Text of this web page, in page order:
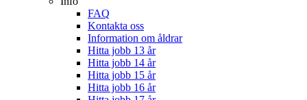
FAQ
Kontakta oss
Information om åldrar
Hitta jobb 13 år
Hitta jobb 14 år
Hitta jobb 15 år
Hitta jobb 16 år